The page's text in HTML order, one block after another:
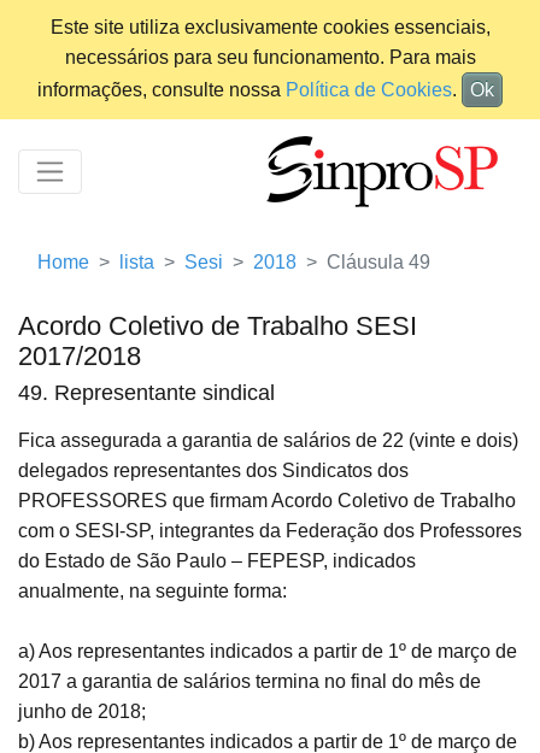
Este site utiliza exclusivamente cookies essenciais,
necessários para seu funcionamento. Para mais
informações, consulte nossa Política de Cookies. Ok
Home lista Sesi 2018 Cláusula 49
Acordo Coletivo de Trabalho SESI
2017/2018
49. Representante sindical
Fica assegurada a garantia de salários de 22 (vinte e dois)
delegados representantes dos Sindicatos dos
PROFESSORES que firmam Acordo Coletivo de Trabalho
com o SESI-SP, integrantes da Federação dos Professores
do Estado de São Paulo – FEPESP, indicados
anualmente, na seguinte forma:
a) Aos representantes indicados a partir de 1º de março de
2017 a garantia de salários termina no final do mês de
junho de 2018;
b) Aos representantes indicados a partir de 1º de março de